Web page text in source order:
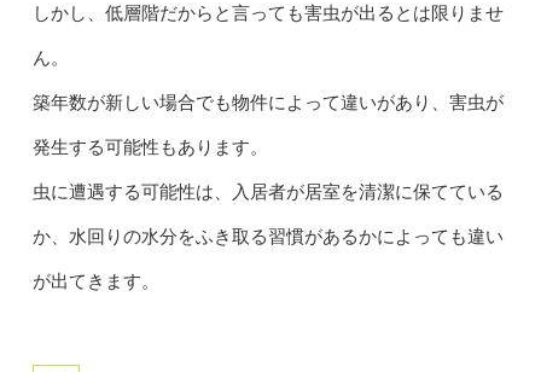
しかし、低層階だからと言っても害虫が出るとは限りませ
ん。
築年数が新しい場合でも物件によって違いがあり、害虫が
発生する可能性もあります。
虫に遭遇する可能性は、入居者が居室を清潔に保てている
か、水回りの水分をふき取る習慣があるかによっても違い
が出てきます。